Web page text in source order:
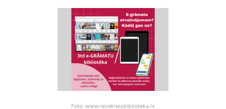
Foto: www.rezeknesbiblioteka.lv